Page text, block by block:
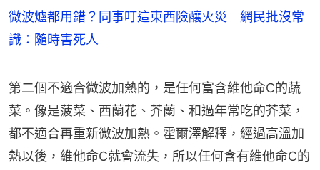
微波爐都用錯？同事叮這東西險釀火災 網民批沒常
識：隨時害死人
第二個不適合微波加熱的，是任何富含維他命C的蔬
菜。像是菠菜、西蘭花、芥蘭、和過年常吃的芥菜，
都不適合再重新微波加熱。霍爾澤解釋，經過高溫加
熱以後，維他命C就會流失，所以任何含有維他命C的